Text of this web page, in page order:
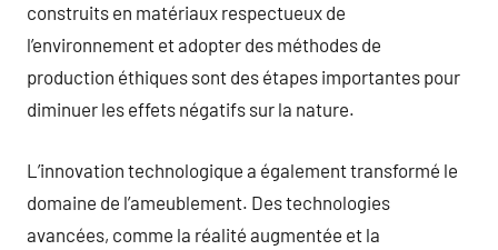
construits en matériaux respectueux de
l’environnement et adopter des méthodes de
production éthiques sont des étapes importantes pour
diminuer les effets négatifs sur la nature.
L’innovation technologique a également transformé le
domaine de l’ameublement. Des technologies
avancées, comme la réalité augmentée et la